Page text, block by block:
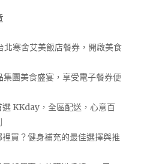
北寒舍艾美飯店餐券，開啟美食
集團美食盛宴，享受電子餐券便
選 KKday，全區配送，心意百
買？健身補充的最佳選擇與推